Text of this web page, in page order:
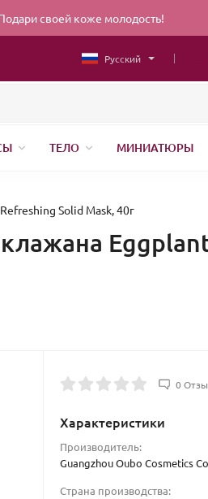
своей коже молодость!
Русский
ТЕЛО МИНИАТЮРЫ
Solid Mask, 40г
0
Характеристики
Производитель:
Guangzhou Oubo Cosmetics
Страна производства: